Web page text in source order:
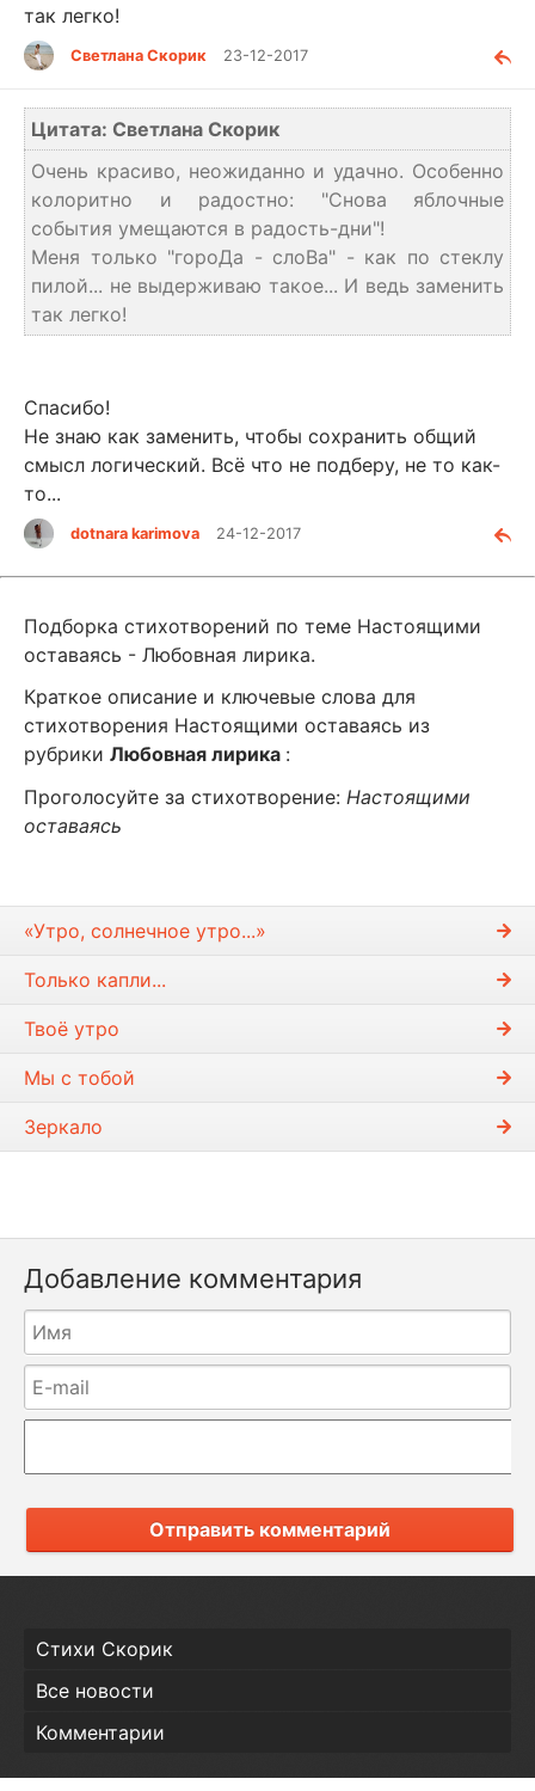
так легко!
Светлана Скорик 23-12-2017
Цитата: Светлана Скорик
Очень красиво, неожиданно и удачно. Особенно
колоритно и радостно: "Снова яблочные
события умещаются в радость-дни"!
Меня только "гороДа - слоВа" - как по стеклу
пилой... не выдерживаю такое... И ведь заменить
так легко!
Спасибо!
Не знаю как заменить, чтобы сохранить общий
смысл логический. Всё что не подберу, не то как-
то...
dotnara karimova 24-12-2017
Подборка стихотворений по теме Настоящими
оставаясь - Любовная лирика.
Краткое описание и ключевые слова для
стихотворения Настоящими оставаясь из
рубрики Любовная лирика :
Проголосуйте за стихотворение: Настоящими
оставаясь
«Утро, солнечное утро...»
Только капли...
Твоё утро
Мы с тобой
Зеркало
Добавление комментария
Отправить комментарий
Стихи Скорик
Все новости
Комментарии